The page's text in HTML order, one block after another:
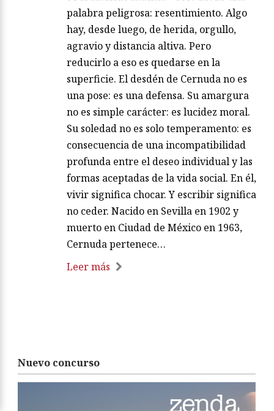
palabra peligrosa: resentimiento. Algo
hay, desde luego, de herida, orgullo,
agravio y distancia altiva. Pero
reducirlo a eso es quedarse en la
superficie. El desdén de Cernuda no es
una pose: es una defensa. Su amargura
no es simple carácter: es lucidez moral.
Su soledad no es solo temperamento: es
consecuencia de una incompatibilidad
profunda entre el deseo individual y las
formas aceptadas de la vida social. En él,
vivir significa chocar. Y escribir significa
no ceder. Nacido en Sevilla en 1902 y
muerto en Ciudad de México en 1963,
Cernuda pertenece…
Leer más
Nuevo concurso